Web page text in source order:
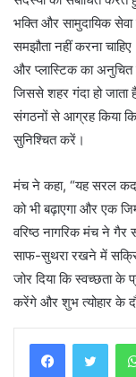
भक्ति और सामुदायिक
समझौता नहीं करना
और प्लास्टिक का
जिससे शहर गंदा हो
संगठनों से आग्रह किया
सुनिश्चित करें।
मंच ने कहा, “यह सरल
को भी बढ़ाएगा और एक
वरिष्ठ नागरिक मंच ने
साफ-सुथरा रखने में
जोर दिया कि स्वच्छता के
करेंगे और शुभ त्योहार के